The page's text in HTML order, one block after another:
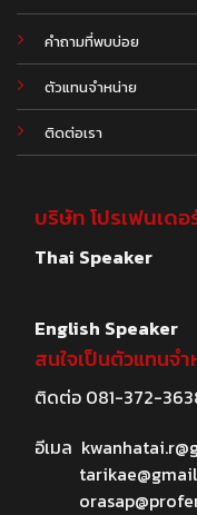
คำถามที่พบบ่อย
ตัวแทนจำหน่าย
ติดต่อเรา
บริษัท โปรเฟนเด
Thai Speaker
English Speaker
สนใจเป็นตัวแทนจ
ติดต่อ 081-372-
อีเมล